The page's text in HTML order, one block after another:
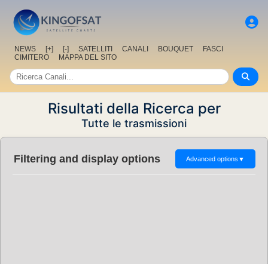
NEWS [+] [-] SATELLITI CANALI BOUQUET
FASCI
CIMITERO
MAPPA DEL SITO
Risultati della Ricerca per
Tutte le trasmissioni
Filtering and display options Advanced options ▼